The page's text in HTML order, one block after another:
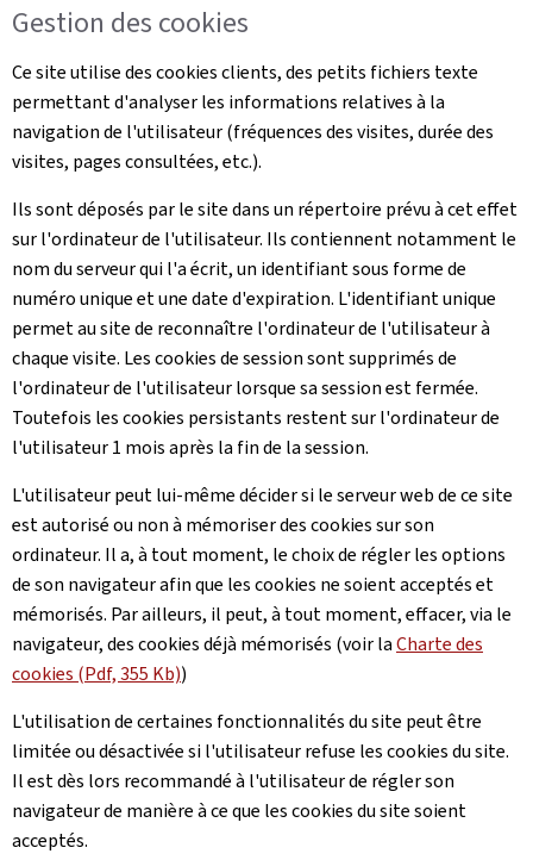
Gestion des cookies
Ce site utilise des cookies clients, des petits fichiers texte
permettant d'analyser les informations relatives à la
navigation de l'utilisateur (fréquences des visites, durée des
visites, pages consultées, etc.).
Ils sont déposés par le site dans un répertoire prévu à cet effet
sur l'ordinateur de l'utilisateur. Ils contiennent notamment le
nom du serveur qui l'a écrit, un identifiant sous forme de
numéro unique et une date d'expiration. L'identifiant unique
permet au site de reconnaître l'ordinateur de l'utilisateur à
chaque visite. Les cookies de session sont supprimés de
l'ordinateur de l'utilisateur lorsque sa session est fermée.
Toutefois les cookies persistants restent sur l'ordinateur de
l'utilisateur 1 mois après la fin de la session.
L'utilisateur peut lui-même décider si le serveur web de ce site
est autorisé ou non à mémoriser des cookies sur son
ordinateur. Il a, à tout moment, le choix de régler les options
de son navigateur afin que les cookies ne soient acceptés et
mémorisés. Par ailleurs, il peut, à tout moment, effacer, via le
navigateur, des cookies déjà mémorisés (voir laCharte des
cookies (Pdf, 355 Kb))
L'utilisation de certaines fonctionnalités du site peut être
limitée ou désactivée si l'utilisateur refuse les cookies du site.
Il est dès lors recommandé à l'utilisateur de régler son
navigateur de manière à ce que les cookies du site soient
acceptés.